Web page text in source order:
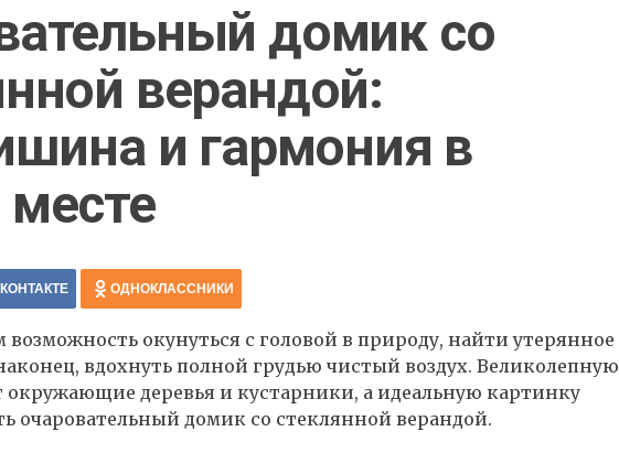
домик со
верандой:
и гармония в
ОДНОКЛАССНИКИ
окунуться с головой в природу, найти утерянное
вдохнуть полной грудью чистый воздух. Великолепную
деревья и кустарники, а идеальную картинку
очаровательный домик со стеклянной верандой.